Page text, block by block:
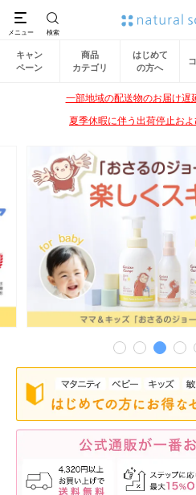
キャン
ペーン
商品
カテゴリ
はじめて
の方へ
一部地域の配送物のお届け遅
夏季休暇に伴う出荷停止お